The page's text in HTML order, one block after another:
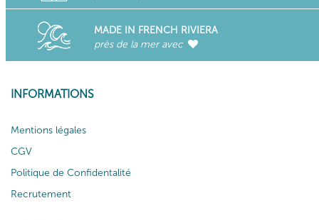
MADE IN FRENCH RIVIERA
près de la mer avec
INFORMATIONS
Mentions légales
CGV
Politique de Confidentalité
Recrutement